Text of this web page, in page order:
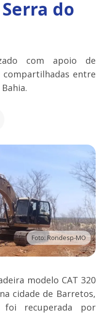
do
com apoio de
entre
Foto: Rondesp-MO
modelo CAT 320
cidade de Barretos,
recuperada por